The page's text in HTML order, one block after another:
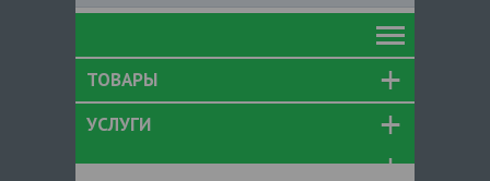
ТОВАРЫ
УСЛУГИ